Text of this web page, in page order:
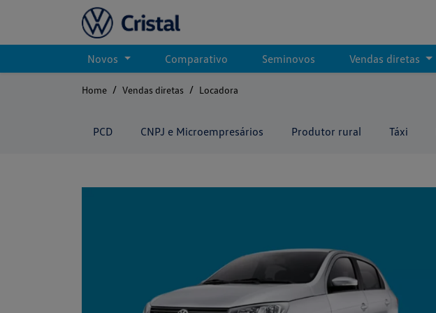
Novos Comparativo Seminovos Vendas diretas
Home Vendas diretas Locadora
PCD CNPJ e Microempresários Produtor rural Táxi